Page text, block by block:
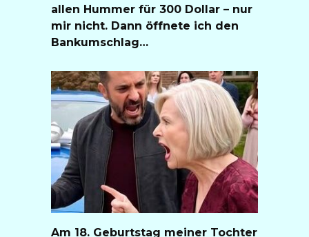
allen Hummer für 300 Dollar – nur
mir nicht. Dann öffnete ich den
Bankumschlag…
Am 18. Geburtstag meiner Tochter